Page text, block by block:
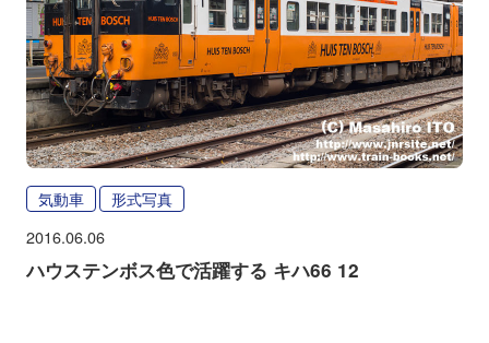
気動車 形式写真
2016.06.06
ハウステンボス色で活躍する キハ66 12